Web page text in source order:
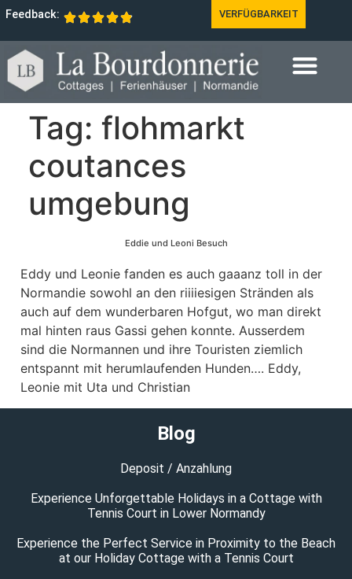
Feedback: VERFÜGBARKEIT
Tag: flohmarkt
coutances
umgebung
Eddie und Leoni Besuch
Eddy und Leonie fanden es auch gaaanz toll in der
Normandie sowohl an den riiiiesigen Stränden als
auch auf dem wunderbaren Hofgut, wo man direkt
mal hinten raus Gassi gehen konnte. Ausserdem
sind die Normannen und ihre Touristen ziemlich
entspannt mit herumlaufenden Hunden…. Eddy,
Leonie mit Uta und Christian
Blog
Deposit / Anzahlung
Experience Unforgettable Holidays in a Cottage with
Tennis Court in Lower Normandy
Experience the Perfect Service in Proximity to the Beach
at our Holiday Cottage with a Tennis Court